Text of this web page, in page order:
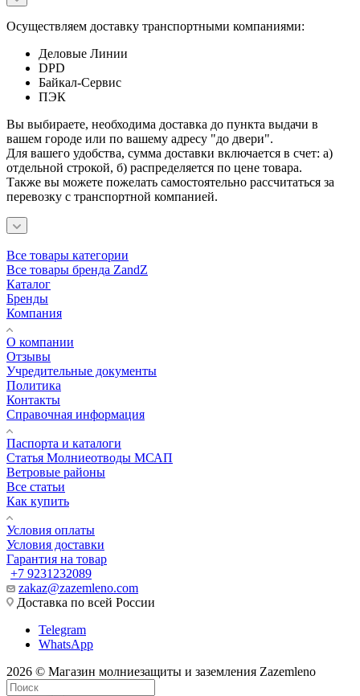
Осуществляем доставку транспортными компаниями:
Деловые Линии
DPD
Байкал-Сервис
ПЭК
Вы выбираете, необходима доставка до пункта выдачи в
вашем городе или по вашему адресу "до двери".
Для вашего удобства, сумма доставки включается в счет: а)
отдельной строкой, б) распределяется по цене товара.
Также вы можете пожелать самостоятельно рассчитаться за
перевозку с транспортной компанией.
Все товары категории
Все товары бренда ZandZ
Каталог
Бренды
Компания
О компании
Отзывы
Учредительные документы
Политика
Контакты
Справочная информация
Паспорта и каталоги
Статья Молниеотводы МСАП
Ветровые районы
Все статьи
Как купить
Условия оплаты
Условия доставки
Гарантия на товар
+7 9231232089
zakaz@zazemleno.com
Доставка по всей России
Telegram
WhatsApp
2026 © Магазин молниезащиты и заземления Zazemleno